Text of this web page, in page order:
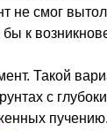
не смог
к
Такой
с
пучению.